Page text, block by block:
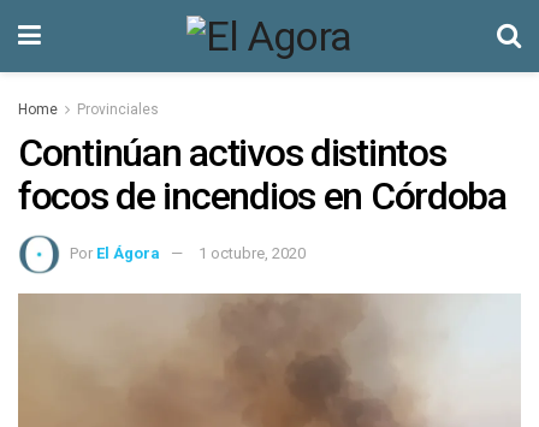
Home Provinciales
Continúan activos distintos
focos de incendios en Córdoba
Por El Ágora 1 octubre, 2020